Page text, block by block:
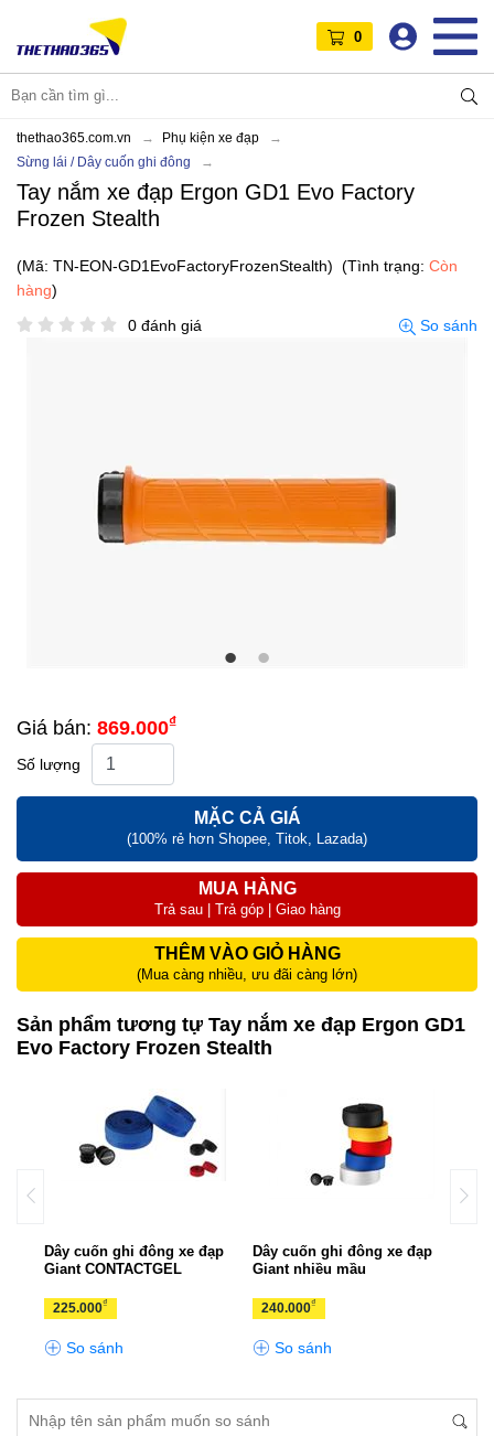
0
thethao365.com.vn
Phụ kiện xe đạp
Sừng lái / Dây cuốn ghi đông
Tay nắm xe đạp Ergon GD1 Evo Factory
Frozen Stealth
(Mã: TN-EON-GD1EvoFactoryFrozenStealth) (Tình trạng: Còn
hàng)
0 đánh giá
So sánh
Giá bán: 869.000₫
Số lượng
MẶC CẢ GIÁ
(100% rẻ hơn Shopee, Titok, Lazada)
MUA HÀNG
Trả sau | Trả góp | Giao hàng
THÊM VÀO GIỎ HÀNG
(Mua càng nhiều, ưu đãi càng lớn)
Sản phẩm tương tự Tay nắm xe đạp Ergon GD1
Evo Factory Frozen Stealth
Dây cuốn ghi đông xe đạp
Giant CONTACTGEL
225.000₫
So sánh
Dây cuốn ghi đông xe đạp
Giant nhiều mầu
240.000₫
So sánh